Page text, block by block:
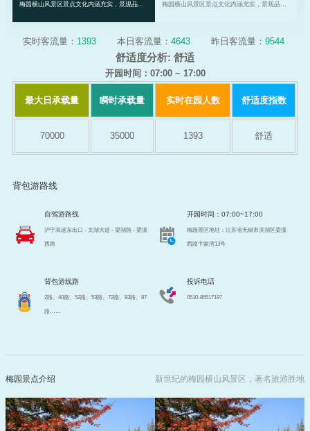
梅园横山风景区景点文化内涵充实，景观品位高雅。风景区由原来的81亩发展到现在的千余亩…… 梅园横山风景区景点文化内涵充实，景观品位高雅。风景区由原来的81亩发展到现在的千余亩……
实时客流量： 1393 本日客流量： 4643 昨日客流量： 9544
舒适度分析: 舒适
开园时间：07:00 ~ 17:00
最大日承载量 瞬时承载量 实时在园人数 舒适度指数
70000 35000 1393 舒适
背包游路线
自驾游路线
沪宁高速东出口 - 太湖大道 - 梁湖路 - 梁溪
西路
开园时间：07:00~17:00
梅园景区地址：江苏省无锡市滨湖区梁溪
西路卞家湾13号
背包游线路
2路、40路、52路、53路、72路、83路、87
路……
投诉电话
0510-85517197
梅园景点介绍 新世纪的梅园横山风景区，著名旅游胜地